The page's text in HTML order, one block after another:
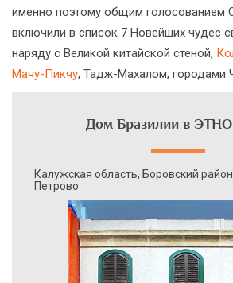
именно поэтому общим голосованием
включили в список 7 Новейших чудес
наряду с Великой китайской стеной,
Мачу-Пикчу, Тадж-Махалом, городами
Дом Бразилии в
Калужская область, Боровский
Петрово